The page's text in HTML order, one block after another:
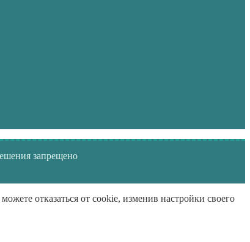
запрещено
отказаться от cookie, изменив настройки своего